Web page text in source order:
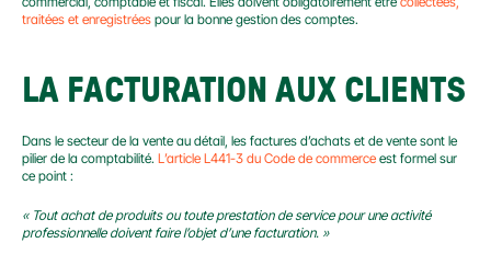
traitées et enregistrées pour la bonne gestion des comptes.
LA FACTURATION AUX CLIENTS
Dans le secteur de la vente au détail, les factures d’achats et de vente sont le
pilier de la comptabilité. L’article L441-3 du Code de commerce est formel sur
ce point :
« Tout achat de produits ou toute prestation de service pour une activité
professionnelle doivent faire l’objet d’une facturation. »